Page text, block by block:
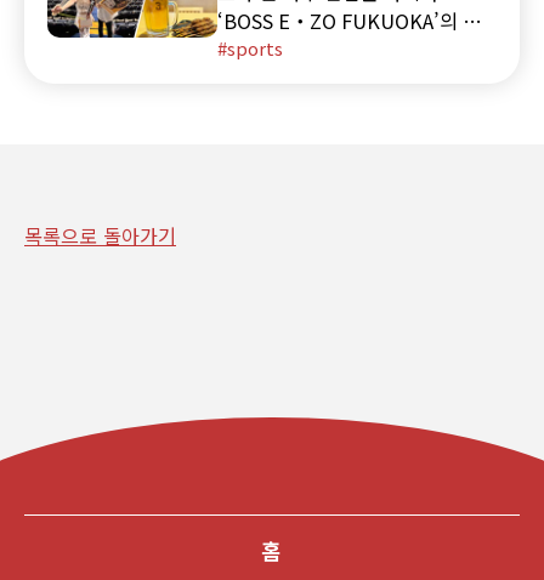
‘BOSS E・ZO FUKUOKA’의 다
양한 어트랙션과 라이브 공연, 그
sports
목록으로 돌아가기
홈